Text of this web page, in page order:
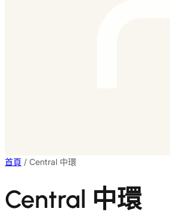
首頁 / Central 中環
Central 中環